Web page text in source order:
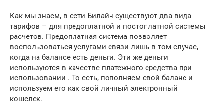
Как мы знаем, в сети Билайн существуют два вида
тарифов – для предоплатной и постоплатной системы
расчетов. Предоплатная система позволяет
воспользоваться услугами связи лишь в том случае,
когда на балансе есть деньги. Эти же деньги
используются в качестве платежного средства при
использовании . То есть, пополняем свой баланс и
используем его как свой личный электронный
кошелек.